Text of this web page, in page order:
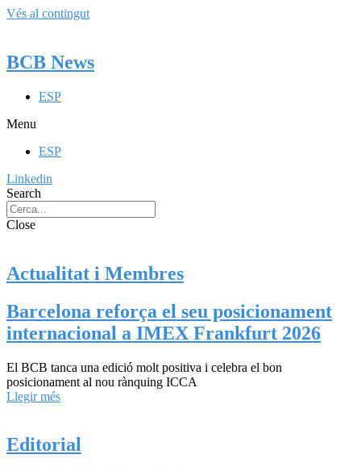
Vés al contingut
BCB News
ESP
Menu
ESP
Linkedin
Search
Close
Actualitat i Membres
Barcelona reforça el seu posicionament
internacional a IMEX Frankfurt 2026
El BCB tanca una edició molt positiva i celebra el bon
posicionament al nou rànquing ICCA
Llegir més
Editorial